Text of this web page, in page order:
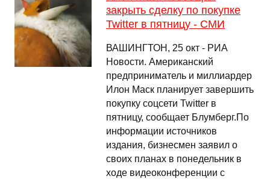
закрыть сделку по покупке
Twitter в пятницу - СМИ
ВАШИНГТОН, 25 окт - РИА
Новости. Американский
предприниматель и миллиардер
Илон Маск планирует завершить
покупку соцсети Twitter в
пятницу, сообщает Блумберг.По
информации источников
издания, бизнесмен заявил о
своих планах в понедельник в
ходе видеоконференции с